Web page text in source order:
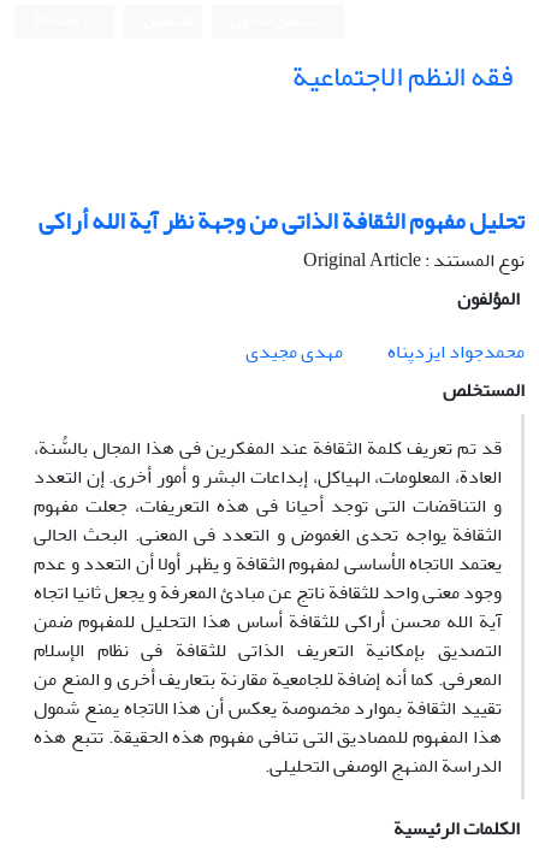
فقه النظم الاجتماعیة
تحلیل مفهوم الثقافة الذاتی من وجهة نظر آیة الله أراکی
نوع المستند : Original Article
المؤلفون
محمدجواد ایزدپناه
مهدی مجیدی
المستخلص
قد تم تعریف کلمة الثقافة عند المفکرین فی هذا المجال بالسُّنة،
العادة، المعلومات، الهیاکل، إبداعات البشر و أمور أخری. إن التعدد
و التناقضات التی توجد أحیانا فی هذه التعریفات، جعلت مفهوم
الثقافة یواجه تحدی الغموض و التعدد فی المعنی. البحث الحالی
یعتمد الاتجاه الأساسی لمفهوم الثقافة و یظهر أولا أن التعدد و عدم
وجود معنی واحد للثقافة ناتج عن مبادئ المعرفة و یجعل ثانیا اتجاه
آیة الله محسن أراکی للثقافة أساس هذا التحلیل للمفهوم ضمن
التصدیق بإمکانیة التعریف الذاتی للثقافة فی نظام الإسلام
المعرفی. کما أنه إضافة للجامعیة مقارنة بتعاریف أخری و المنع من
تقیید الثقافة بموارد مخصوصة یعکس أن هذا الاتجاه یمنع شمول
هذا المفهوم للمصادیق التی تنافی مفهوم هذه الحقیقة. تتبع هذه
الدراسة المنهج الوصفی التحلیلی.
الكلمات الرئيسية